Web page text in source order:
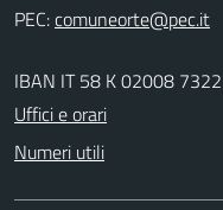
PEC:
IBAN IT 58 K 02008
Uffici e orari
Numeri utili